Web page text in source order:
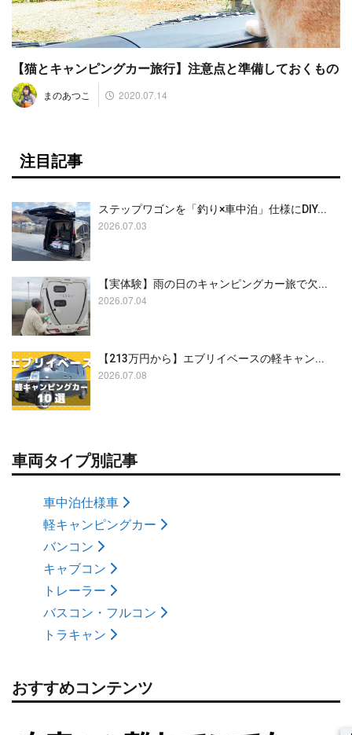
【猫とキャンピングカー旅行】注意点と準備しておくもの
まのあつこ 2020.07.14
注目記事
ステップワゴンを「釣り×車中泊」仕様にDIY...
2026.07.03
【実体験】雨の日のキャンピングカー旅で欠...
2026.07.04
【213万円から】エブリイベースの軽キャン...
2026.07.08
車両タイプ別記事
車中泊仕様車
軽キャンピングカー
バンコン
キャブコン
トレーラー
バスコン・フルコン
トラキャン
おすすめコンテンツ